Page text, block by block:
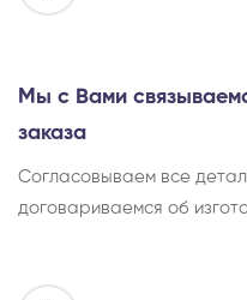
Мы с Вами
заказа
Согласовываем все
договариваемся об